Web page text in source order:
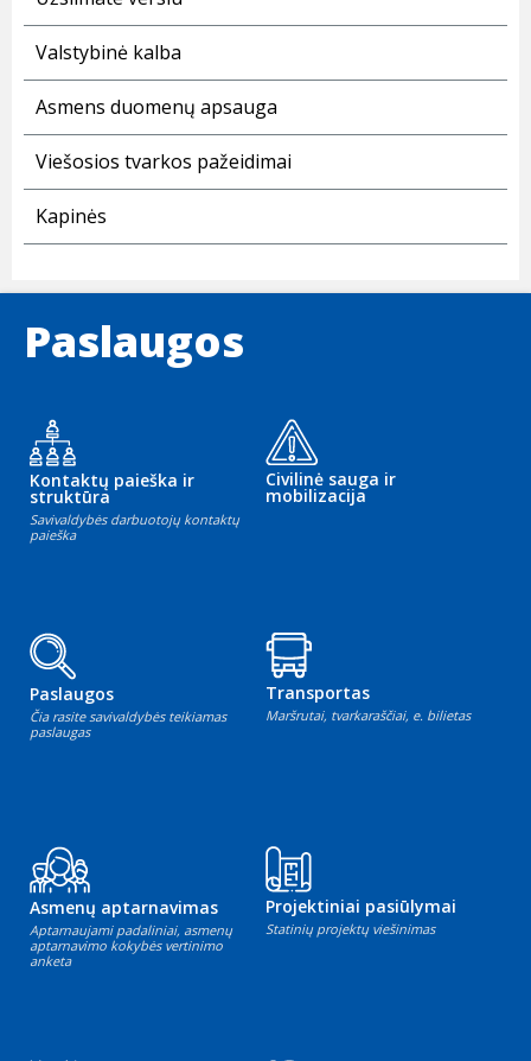
Valstybinė kalba
Asmens duomenų apsauga
Viešosios tvarkos pažeidimai
Kapinės
Paslaugos
Kontaktų paieška ir
struktūra
Savivaldybės darbuotojų kontaktų
paieška
Civilinė sauga ir
mobilizacija
Paslaugos
Čia rasite savivaldybės teikiamas
paslaugas
Transportas
Maršrutai, tvarkaraščiai, e. bilietas
Asmenų aptarnavimas
Aptarnaujami padaliniai, asmenų
aptarnavimo kokybės vertinimo
anketa
Projektiniai pasiūlymai
Statinių projektų viešinimas